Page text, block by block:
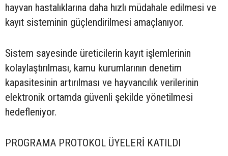
hayvan hastalıklarına daha hızlı müdahale edilmesi ve
kayıt sisteminin güçlendirilmesi amaçlanıyor.
Sistem sayesinde üreticilerin kayıt işlemlerinin
kolaylaştırılması, kamu kurumlarının denetim
kapasitesinin artırılması ve hayvancılık verilerinin
elektronik ortamda güvenli şekilde yönetilmesi
hedefleniyor.
PROGRAMA PROTOKOL ÜYELERİ KATILDI